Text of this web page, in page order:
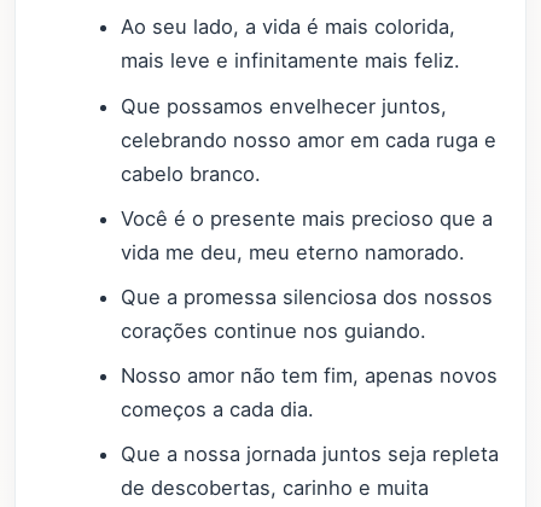
Ao seu lado, a vida é mais colorida,
mais leve e infinitamente mais feliz.
Que possamos envelhecer juntos,
celebrando nosso amor em cada ruga e
cabelo branco.
Você é o presente mais precioso que a
vida me deu, meu eterno namorado.
Que a promessa silenciosa dos nossos
corações continue nos guiando.
Nosso amor não tem fim, apenas novos
começos a cada dia.
Que a nossa jornada juntos seja repleta
de descobertas, carinho e muita